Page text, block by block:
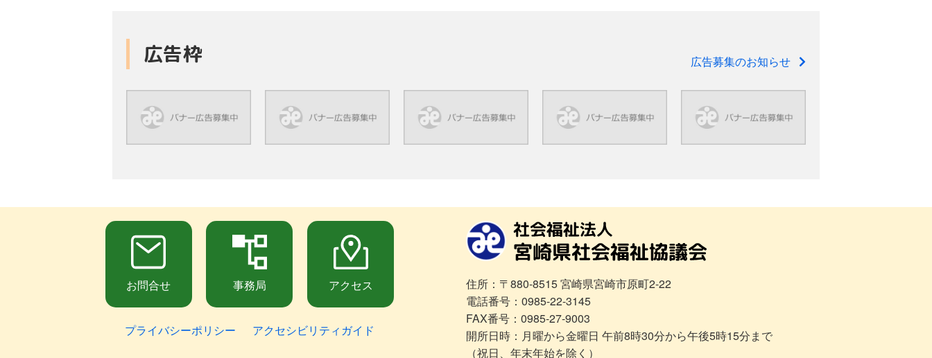
広告枠 広告募集のお知らせ
お問合せ 事務局 アクセス
プライバシーポリシー アクセシビリティガイド
住所：〒880-8515 宮崎県宮崎市原町2-22
電話番号：0985-22-3145
FAX番号：0985-27-9003
開所日時：月曜から金曜日 午前8時30分から午後5時15分まで
（祝日、年末年始を除く）